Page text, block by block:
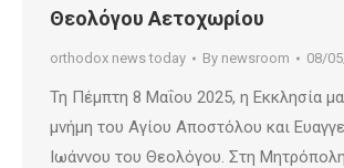
Θεολόγου Αετοχωρίου
orthodox news today By newsroom 08/
Τη Πέμπτη 8 Μαΐου 2025, η Εκκλησία
μνήμη του Αγίου Αποστόλου και
Ιωάννου του Θεολόγου. Στη Μητρόπολη